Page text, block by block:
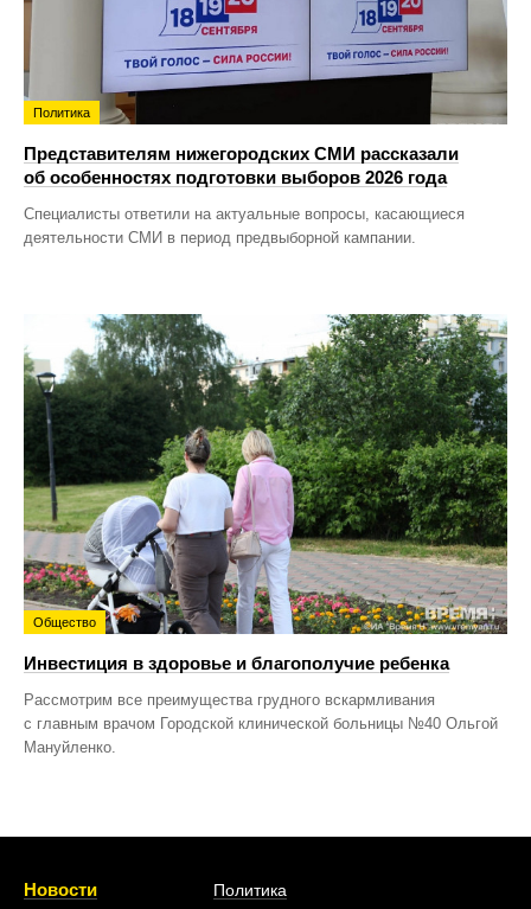
Политика
Представителям нижегородских СМИ рассказали
об особенностях подготовки выборов 2026 года
Специалисты ответили на актуальные вопросы, касающиеся
деятельности СМИ в период предвыборной кампании.
Общество
Инвестиция в здоровье и благополучие ребенка
Рассмотрим все преимущества грудного вскармливания
с главным врачом Городской клинической больницы №40 Ольгой
Мануйленко.
Новости
Политика